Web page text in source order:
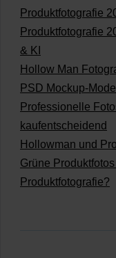
Produktfotografie
Produktfotografie
& KI
Hollow Man
PSD Mockup-
Professionelle
kaufentscheidend
Hollowman und
Grüne
Produktfotografie?